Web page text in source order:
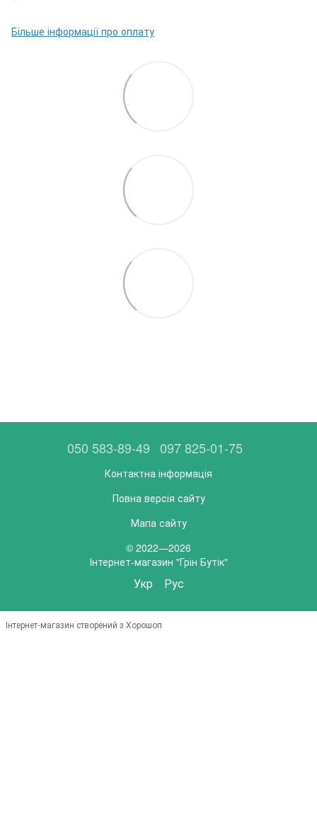
Більше інформації про оплату
050 583-89-49 097 825-01-75
Контактна інформація
Повна версія сайту
Мапа сайту
© 2022—2026
Інтернет-магазин "Грін Бутік"
Укр Рус
Інтернет-магазин створений з Хорошоп